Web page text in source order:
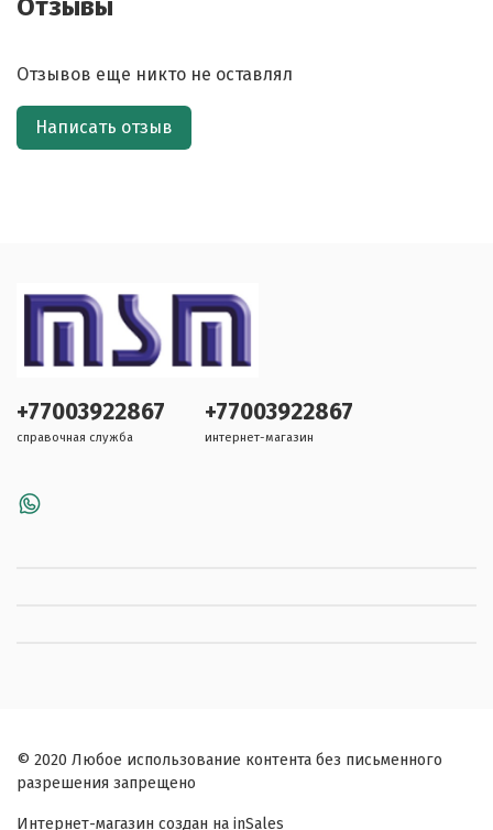
Отзывы
Отзывов еще никто не оставлял
Написать отзыв
+77003922867
справочная служба
+77003922867
интернет-магазин
© 2020 Любое использование контента без письменного
разрешения запрещено
Интернет-магазин создан на inSales